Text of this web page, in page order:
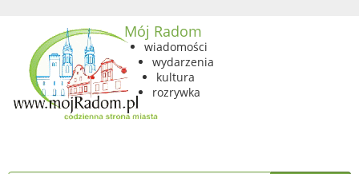
Mój Radom
wiadomości
wydarzenia
kultura
rozrywka